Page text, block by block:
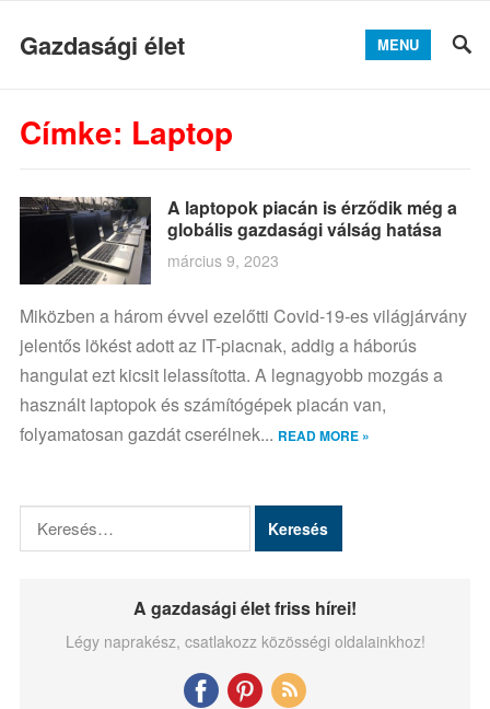
Gazdasági élet MENU
Címke: Laptop
A laptopok piacán is érződik még a
globális gazdasági válság hatása
március 9, 2023
Miközben a három évvel ezelőtti Covid-19-es világjárvány
jelentős lökést adott az IT-piacnak, addig a háborús
hangulat ezt kicsit lelassította. A legnagyobb mozgás a
használt laptopok és számítógépek piacán van,
folyamatosan gazdát cserélnek... READ MORE »
Keresés:
A gazdasági élet friss hírei!
Légy naprakész, csatlakozz közösségi oldalainkhoz!